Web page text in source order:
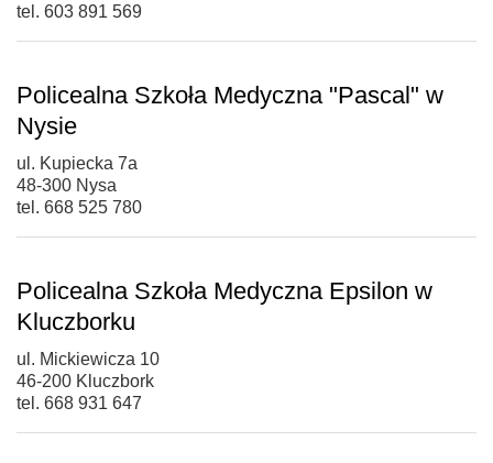
tel. 603 891 569
Policealna Szkoła Medyczna "Pascal" w
Nysie
ul. Kupiecka 7a
48-300 Nysa
tel. 668 525 780
Policealna Szkoła Medyczna Epsilon w
Kluczborku
ul. Mickiewicza 10
46-200 Kluczbork
tel. 668 931 647